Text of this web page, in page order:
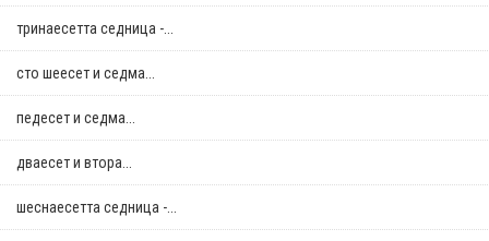
тринаесетта седница -...
сто шеесет и седма...
педесет и седма...
дваесет и втора...
шеснаесетта седница -...